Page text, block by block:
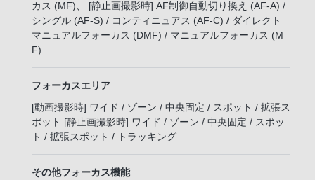
カス (MF)、 [静止画撮影時] AF制御自動切り換え (AF-A) /
シングル (AF-S) / コンティニュアス (AF-C) / ダイレクト
マニュアルフォーカス (DMF) / マニュアルフォーカス (M
F)
フォーカスエリア
[動画撮影時] ワイド / ゾーン / 中央固定 / スポット / 拡張ス
ポット [静止画撮影時] ワイド / ゾーン / 中央固定 / スポッ
ト / 拡張スポット / トラッキング
その他フォーカス機能